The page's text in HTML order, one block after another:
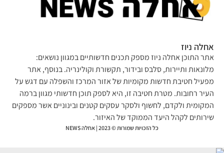
אחלה ניוז
אתר התוכן אחלה ניוז מספק תכנים חדשותיים במגוון נושאים:
מלונאות ותיירות, סלבס ובידור, תקשורת וקולינריה. בנוסף, אתר
מפעיל חטיבת חדשות מקומיות של אזור המרכז והשפלה עם דגש על
העיר רחובות. מטרת חטיבה זו, היא לספק תוכן חדשותי מגוון ברמה
המקומית ולקדם, לחשוף ולסקר עסקים קטנים ובינוניים אשר מספקים
שירותים לקהל היעד הממוקד של האיזור.
כל הזכויות שמורות © 2023 | אחלה NEWS